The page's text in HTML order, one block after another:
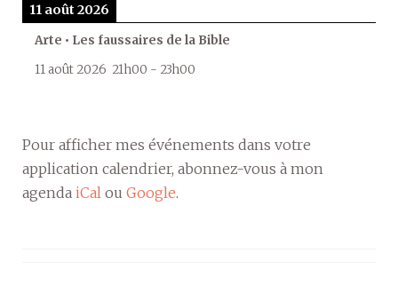
11 août 2026
Arte • Les faussaires de la Bible
11 août 2026 21h00 - 23h00
Pour afficher mes événements dans votre
application calendrier, abonnez-vous à mon
agenda iCal ou Google.